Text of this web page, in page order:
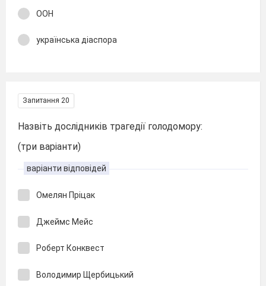
ООН
українська діаспора
Запитання 20
Назвіть дослідників трагедії голодомору:
(три варіанти)
варіанти відповідей
Омелян Пріцак
Джеймс Мейс
Роберт Конквест
Володимир Щербицький